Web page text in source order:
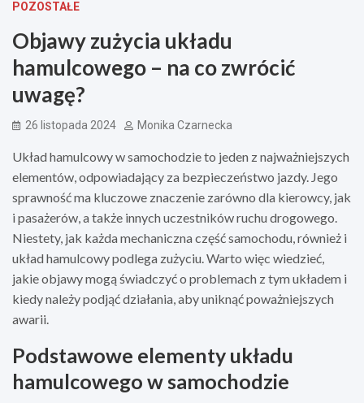
POZOSTAŁE
Objawy zużycia układu
hamulcowego – na co zwrócić
uwagę?
26 listopada 2024 Monika Czarnecka
Układ hamulcowy w samochodzie to jeden z najważniejszych
elementów, odpowiadający za bezpieczeństwo jazdy. Jego
sprawność ma kluczowe znaczenie zarówno dla kierowcy, jak
i pasażerów, a także innych uczestników ruchu drogowego.
Niestety, jak każda mechaniczna część samochodu, również i
układ hamulcowy podlega zużyciu. Warto więc wiedzieć,
jakie objawy mogą świadczyć o problemach z tym układem i
kiedy należy podjąć działania, aby uniknąć poważniejszych
awarii.
Podstawowe elementy układu
hamulcowego w samochodzie